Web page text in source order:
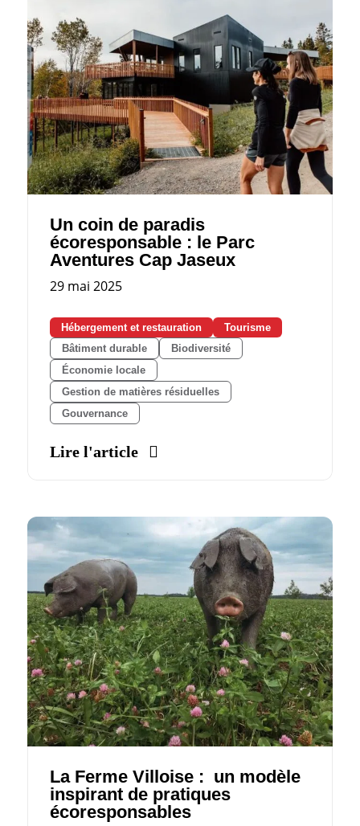
Un coin de paradis
écoresponsable : le Parc
Aventures Cap Jaseux
29 mai 2025
Hébergement et restauration
Tourisme
Bâtiment durable
Biodiversité
Économie locale
Gestion de matières résiduelles
Gouvernance
Lire l'article
La Ferme Villoise : un modèle
inspirant de pratiques
écoresponsables